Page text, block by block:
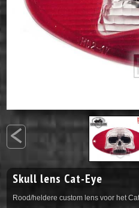
<
Skull lens Cat-Eye
Rood/heldere custom lens voor het